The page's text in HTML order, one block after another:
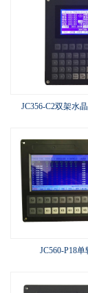
JC356-C2双架水
JC560-P18